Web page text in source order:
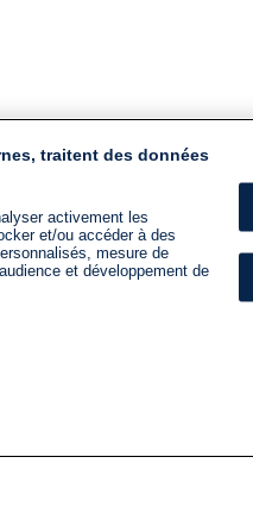
traitent des données
activement les
et/ou accéder à des
mesure de
et développement de